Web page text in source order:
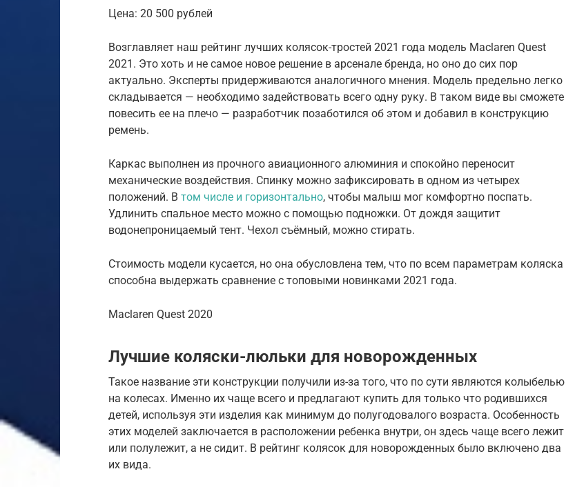
Цена: 20 500 рублей
Возглавляет наш рейтинг лучших колясок-тростей 2021 года модель Maclaren Quest
2021. Это хоть и не самое новое решение в арсенале бренда, но оно до сих пор
актуально. Эксперты придерживаются аналогичного мнения. Модель предельно легко
складывается — необходимо задействовать всего одну руку. В таком виде вы сможете
повесить ее на плечо — разработчик позаботился об этом и добавил в конструкцию
ремень.
Каркас выполнен из прочного авиационного алюминия и спокойно переносит
механические воздействия. Спинку можно зафиксировать в одном из четырех
положений. В том числе и горизонтально, чтобы малыш мог комфортно поспать.
Удлинить спальное место можно с помощью подножки. От дождя защитит
водонепроницаемый тент. Чехол съёмный, можно стирать.
Стоимость модели кусается, но она обусловлена тем, что по всем параметрам коляска
способна выдержать сравнение с топовыми новинками 2021 года.
Maclaren Quest 2020
Лучшие коляски-люльки для новорожденных
Такое название эти конструкции получили из-за того, что по сути являются колыбелью
на колесах. Именно их чаще всего и предлагают купить для только что родившихся
детей, используя эти изделия как минимум до полугодовалого возраста. Особенность
этих моделей заключается в расположении ребенка внутри, он здесь чаще всего лежит
или полулежит, а не сидит. В рейтинг колясок для новорожденных было включено два
их вида.